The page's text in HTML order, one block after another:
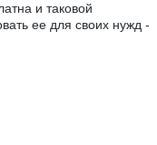
и таковой
ее для своих нужд -